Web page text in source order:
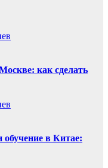
как сделать
обучение в Китае: